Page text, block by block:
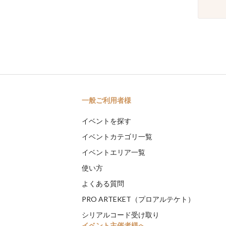
一般ご利用者様
イベントを探す
イベントカテゴリ一覧
イベントエリア一覧
使い方
よくある質問
PRO ARTEKET（プロアルテケト）
シリアルコード受け取り